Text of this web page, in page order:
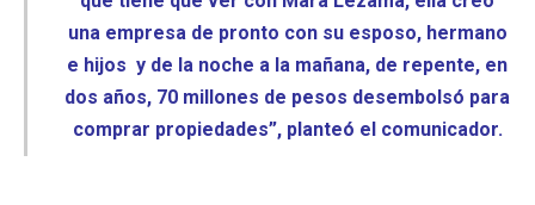
una empresa de pronto con su esposo, hermano
e hijos y de la noche a la mañana, de repente, en
dos años, 70 millones de pesos desembolsó para
comprar propiedades”, planteó el comunicador.